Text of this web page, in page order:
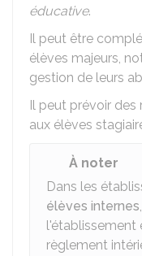
éducative.
Il peut être
élèves majeurs,
gestion de leurs
Il peut prévoir des
aux élèves
À noter
Dans les
élèves internes
l'établissement
règlement